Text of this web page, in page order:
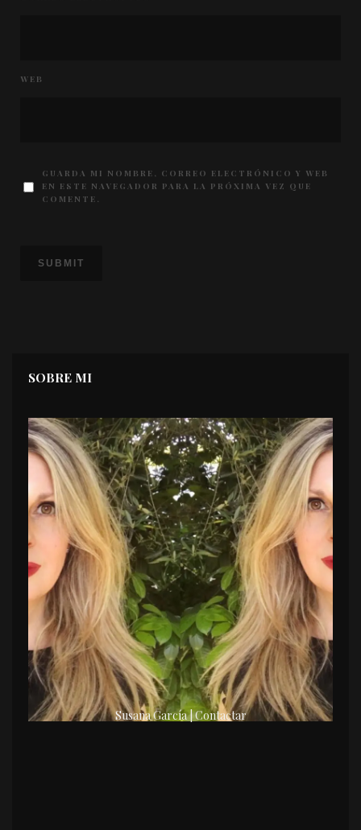
WEB
GUARDA MI NOMBRE, CORREO ELECTRÓNICO Y WEB
EN ESTE NAVEGADOR PARA LA PRÓXIMA VEZ QUE
COMENTE.
SOBRE MI
Susana García | Contactar